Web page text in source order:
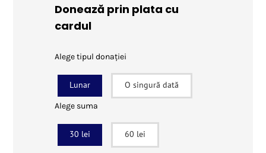
Donează prin plata cu
cardul
Alege tipul donației
Lunar O singură dată
Alege suma
30 lei 60 lei